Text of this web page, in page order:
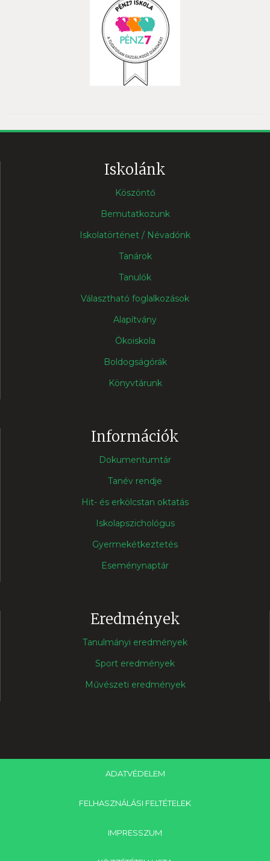
Iskolánk
Köszöntő
Bemutatkozunk
Iskolatörténet / Névadónk
Tanárok
Tanulók
Választható foglalkozások
Alapítvány
Ökoiskola
Boldogságórák
Könyvtárunk
Információk
Dokumentumtár
Tanév rendje
Hit- és erkölcstan oktatás
Iskolapszichológus
Gyermekétkeztetés
Eseménynaptár
Eredmények
Tanulmányi eredmények
Sport eredmények
Művészeti eredmények
ADATVÉDELEM
FELHASZNÁLÁSI FELTÉTELEK
IMPRESSZUM